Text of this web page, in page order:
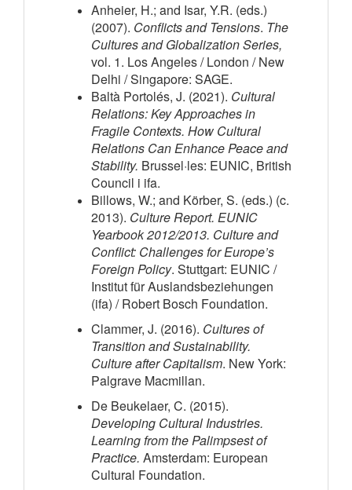
Anheier, H.; and Isar, Y.R. (eds.)
(2007). Conflicts and Tensions. The
Cultures and Globalization Series,
vol. 1. Los Angeles / London / New
Delhi / Singapore: SAGE.
Baltà Portolés, J. (2021). Cultural
Relations: Key Approaches in
Fragile Contexts. How Cultural
Relations Can Enhance Peace and
Stability. Brussel·les: EUNIC, British
Council i ifa.
Billows, W.; and Körber, S. (eds.) (c.
2013). Culture Report. EUNIC
Yearbook 2012/2013. Culture and
Conflict: Challenges for Europe’s
Foreign Policy. Stuttgart: EUNIC /
Institut für Auslandsbeziehungen
(ifa) / Robert Bosch Foundation.
Clammer, J. (2016). Cultures of
Transition and Sustainability.
Culture after Capitalism. New York:
Palgrave Macmillan.
De Beukelaer, C. (2015).
Developing Cultural Industries.
Learning from the Palimpsest of
Practice. Amsterdam: European
Cultural Foundation.